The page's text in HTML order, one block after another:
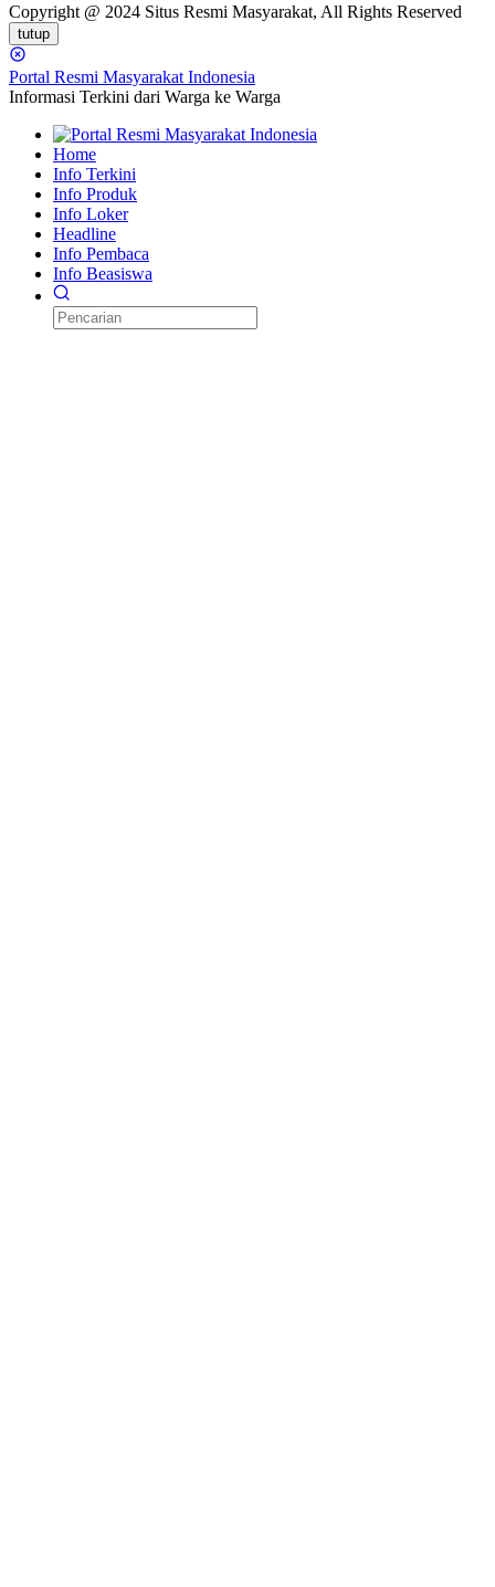
Copyright @ 2024 Situs Resmi Masyarakat, All Rights Reserved
tutup
Portal Resmi Masyarakat Indonesia
Informasi Terkini dari Warga ke Warga
Home
Info Terkini
Info Produk
Info Loker
Headline
Info Pembaca
Info Beasiswa